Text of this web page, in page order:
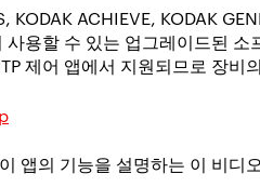
ACHIEVE, KODAK
용할 수 있는 업그레이드된
제어 앱에서 지원되므로 장
앱의 기능을 설명하는 이 비디